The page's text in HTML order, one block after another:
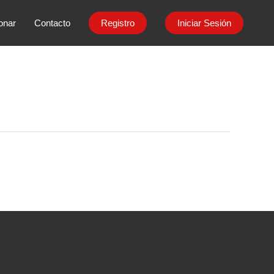
Contacto Registro Iniciar Sesión